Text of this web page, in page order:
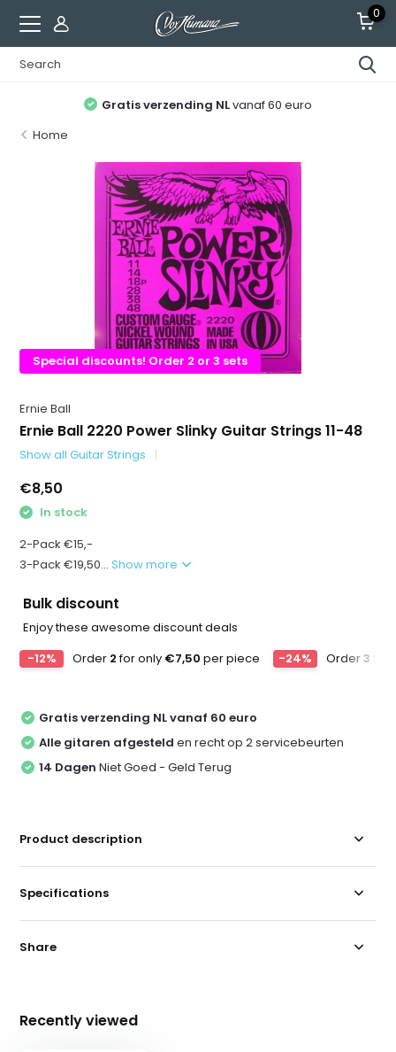
0
Gratis verzending NLvanaf 60 euro
Home
Special discounts! Order 2 or 3 sets
Ernie Ball
Ernie Ball 2220 Power Slinky Guitar Strings 11-48
Show all Guitar Strings
€8,50
In stock
2-Pack €15,-
3-Pack €19,50...Show more
Bulk discount
Enjoy these awesome discount deals
-12%
Order 2for only €7,50 per piece -24% Order3
Gratis verzending NL vanaf 60 euro
Alle gitaren afgesteld en recht op 2 servicebeurten
14 Dagen Niet Goed - Geld Terug
Product description
Specifications
Share
Recently viewed